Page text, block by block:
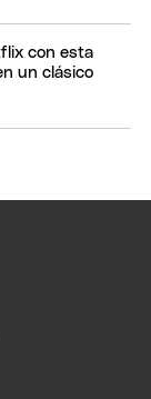
con esta
un clásico